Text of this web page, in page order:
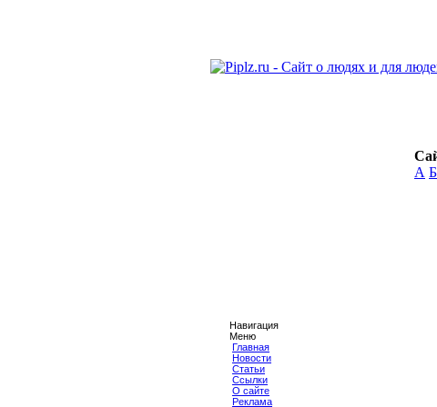
А Б
Навигация
Меню
Главная
Новости
Статьи
Ссылки
О сайте
Реклама